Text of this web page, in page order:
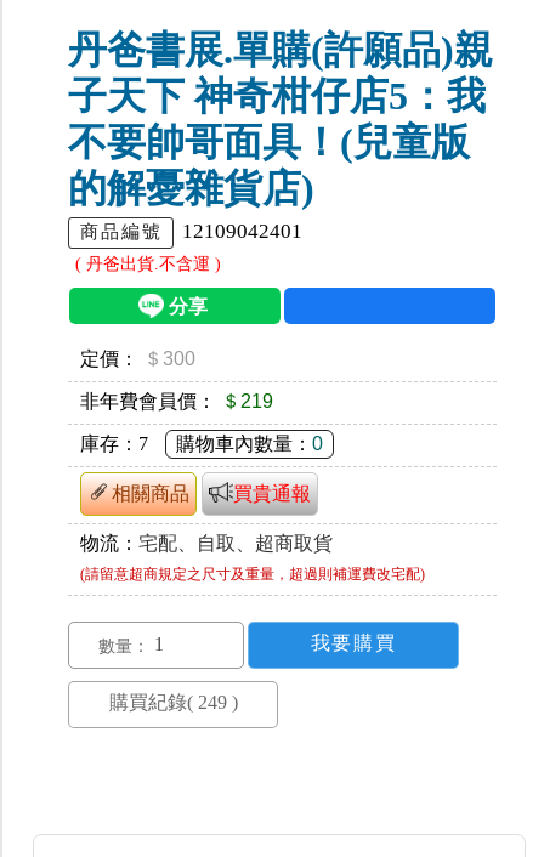
丹爸書展.單購(許願品)親
子天下 神奇柑仔店5：我
不要帥哥面具！(兒童版
的解憂雜貨店)
商品編號 12109042401
( 丹爸出貨.不含運 )
定價： ＄300
非年費會員價： ＄219
庫存： 7 購物車內數量： 0
相關商品 買貴通報
物流： 宅配、自取、超商取貨
(請留意超商規定之尺寸及重量，超過則補運費改宅配)
數量：